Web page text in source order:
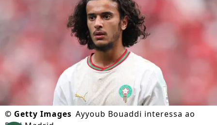
© Getty Images Ayyoub Bouaddi interessa ao